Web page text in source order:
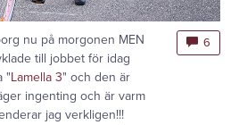
nu på morgonen MEN
till jobbet för idag
"Lamella 3" och den är
ingenting och är varm
jag verkligen!!!
6